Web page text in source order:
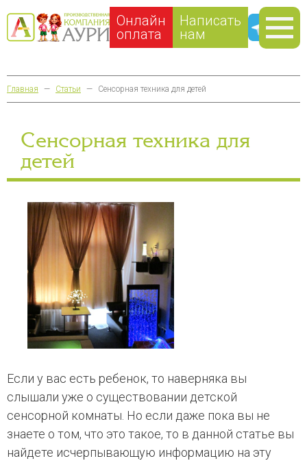
Онлайн
оплата
Написать
нам
Главная — Статьи — Сенсорная техника для детей
Сенсорная техника для
детей
Если у вас есть ребенок, то наверняка вы
слышали уже о существовании детской
сенсорной комнаты. Но если даже пока вы не
знаете о том, что это такое, то в данной статье вы
найдете исчерпывающую информацию на эту